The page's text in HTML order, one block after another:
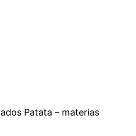
Patata – materias